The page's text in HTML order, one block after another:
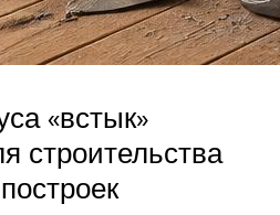
«встык»
строительства